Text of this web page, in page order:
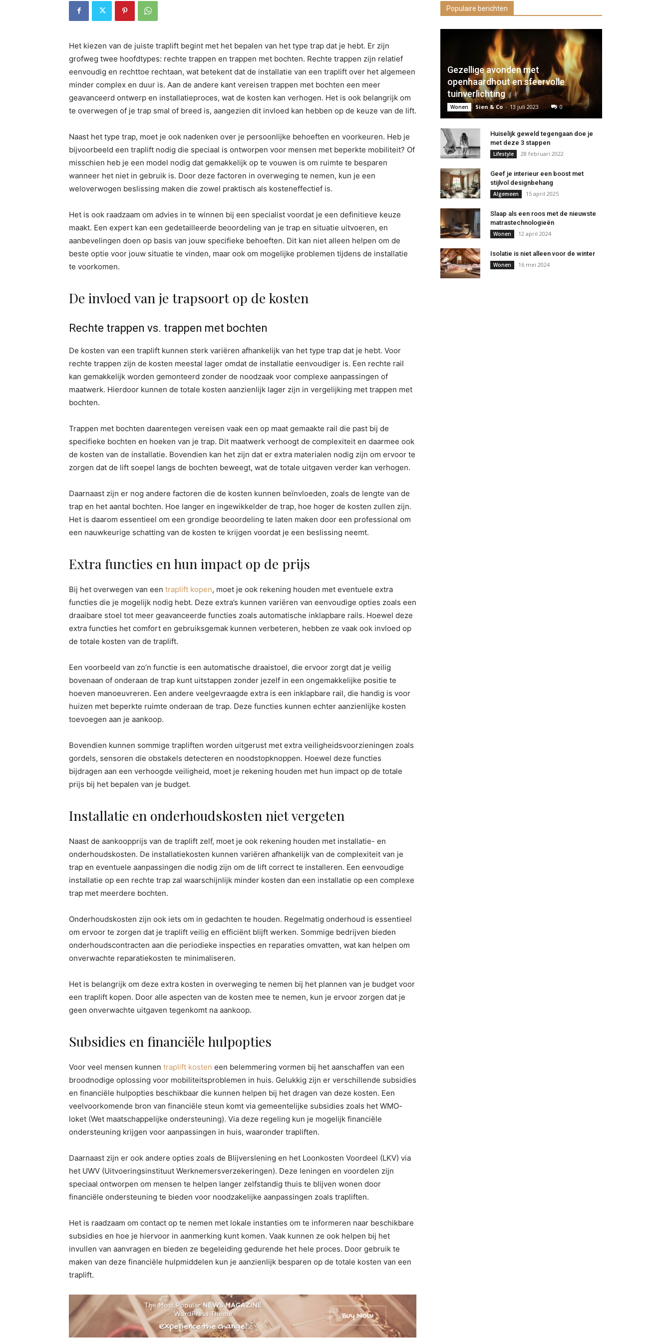
Het kiezen van de juiste traplift begint met het bepalen van het type trap dat je hebt. Er zijn
grofweg twee hoofdtypes: rechte trappen en trappen met bochten. Rechte trappen zijn relatief
eenvoudig en rechttoe rechtaan, wat betekent dat de installatie van een traplift over het algemeen
minder complex en duur is. Aan de andere kant vereisen trappen met bochten een meer
geavanceerd ontwerp en installatieproces, wat de kosten kan verhogen. Het is ook belangrijk om
te overwegen of je trap smal of breed is, aangezien dit invloed kan hebben op de keuze van de lift.
Naast het type trap, moet je ook nadenken over je persoonlijke behoeften en voorkeuren. Heb je
bijvoorbeeld een traplift nodig die speciaal is ontworpen voor mensen met beperkte mobiliteit? Of
misschien heb je een model nodig dat gemakkelijk op te vouwen is om ruimte te besparen
wanneer het niet in gebruik is. Door deze factoren in overweging te nemen, kun je een
weloverwogen beslissing maken die zowel praktisch als kosteneffectief is.
Het is ook raadzaam om advies in te winnen bij een specialist voordat je een definitieve keuze
maakt. Een expert kan een gedetailleerde beoordeling van je trap en situatie uitvoeren, en
aanbevelingen doen op basis van jouw specifieke behoeften. Dit kan niet alleen helpen om de
beste optie voor jouw situatie te vinden, maar ook om mogelijke problemen tijdens de installatie
te voorkomen.
De invloed van je trapsoort op de kosten
Rechte trappen vs. trappen met bochten
De kosten van een traplift kunnen sterk variëren afhankelijk van het type trap dat je hebt. Voor
rechte trappen zijn de kosten meestal lager omdat de installatie eenvoudiger is. Een rechte rail
kan gemakkelijk worden gemonteerd zonder de noodzaak voor complexe aanpassingen of
maatwerk. Hierdoor kunnen de totale kosten aanzienlijk lager zijn in vergelijking met trappen met
bochten.
Trappen met bochten daarentegen vereisen vaak een op maat gemaakte rail die past bij de
specifieke bochten en hoeken van je trap. Dit maatwerk verhoogt de complexiteit en daarmee ook
de kosten van de installatie. Bovendien kan het zijn dat er extra materialen nodig zijn om ervoor te
zorgen dat de lift soepel langs de bochten beweegt, wat de totale uitgaven verder kan verhogen.
Daarnaast zijn er nog andere factoren die de kosten kunnen beïnvloeden, zoals de lengte van de
trap en het aantal bochten. Hoe langer en ingewikkelder de trap, hoe hoger de kosten zullen zijn.
Het is daarom essentieel om een grondige beoordeling te laten maken door een professional om
een nauwkeurige schatting van de kosten te krijgen voordat je een beslissing neemt.
Extra functies en hun impact op de prijs
Bij het overwegen van een traplift kopen, moet je ook rekening houden met eventuele extra
functies die je mogelijk nodig hebt. Deze extra’s kunnen variëren van eenvoudige opties zoals een
draaibare stoel tot meer geavanceerde functies zoals automatische inklapbare rails. Hoewel deze
extra functies het comfort en gebruiksgemak kunnen verbeteren, hebben ze vaak ook invloed op
de totale kosten van de traplift.
Een voorbeeld van zo’n functie is een automatische draaistoel, die ervoor zorgt dat je veilig
bovenaan of onderaan de trap kunt uitstappen zonder jezelf in een ongemakkelijke positie te
hoeven manoeuvreren. Een andere veelgevraagde extra is een inklapbare rail, die handig is voor
huizen met beperkte ruimte onderaan de trap. Deze functies kunnen echter aanzienlijke kosten
toevoegen aan je aankoop.
Bovendien kunnen sommige trapliften worden uitgerust met extra veiligheidsvoorzieningen zoals
gordels, sensoren die obstakels detecteren en noodstopknoppen. Hoewel deze functies
bijdragen aan een verhoogde veiligheid, moet je rekening houden met hun impact op de totale
prijs bij het bepalen van je budget.
Installatie en onderhoudskosten niet vergeten
Naast de aankoopprijs van de traplift zelf, moet je ook rekening houden met installatie- en
onderhoudskosten. De installatiekosten kunnen variëren afhankelijk van de complexiteit van je
trap en eventuele aanpassingen die nodig zijn om de lift correct te installeren. Een eenvoudige
installatie op een rechte trap zal waarschijnlijk minder kosten dan een installatie op een complexe
trap met meerdere bochten.
Onderhoudskosten zijn ook iets om in gedachten te houden. Regelmatig onderhoud is essentieel
om ervoor te zorgen dat je traplift veilig en efficiënt blijft werken. Sommige bedrijven bieden
onderhoudscontracten aan die periodieke inspecties en reparaties omvatten, wat kan helpen om
onverwachte reparatiekosten te minimaliseren.
Het is belangrijk om deze extra kosten in overweging te nemen bij het plannen van je budget voor
een traplift kopen. Door alle aspecten van de kosten mee te nemen, kun je ervoor zorgen dat je
geen onverwachte uitgaven tegenkomt na aankoop.
Subsidies en financiële hulpopties
Voor veel mensen kunnen traplift kosten een belemmering vormen bij het aanschaffen van een
broodnodige oplossing voor mobiliteitsproblemen in huis. Gelukkig zijn er verschillende subsidies
en financiële hulpopties beschikbaar die kunnen helpen bij het dragen van deze kosten. Een
veelvoorkomende bron van financiële steun komt via gemeentelijke subsidies zoals het WMO-
loket (Wet maatschappelijke ondersteuning). Via deze regeling kun je mogelijk financiële
ondersteuning krijgen voor aanpassingen in huis, waaronder trapliften.
Daarnaast zijn er ook andere opties zoals de Blijverslening en het Loonkosten Voordeel (LKV) via
het UWV (Uitvoeringsinstituut Werknemersverzekeringen). Deze leningen en voordelen zijn
speciaal ontworpen om mensen te helpen langer zelfstandig thuis te blijven wonen door
financiële ondersteuning te bieden voor noodzakelijke aanpassingen zoals trapliften.
Het is raadzaam om contact op te nemen met lokale instanties om te informeren naar beschikbare
subsidies en hoe je hiervoor in aanmerking kunt komen. Vaak kunnen ze ook helpen bij het
invullen van aanvragen en bieden ze begeleiding gedurende het hele proces. Door gebruik te
maken van deze financiële hulpmiddelen kun je aanzienlijk besparen op de totale kosten van een
traplift.
Populaire berichten
Gezellige avonden met
openhaardhout en sfeervolle
tuinverlichting
Wonen Sien & Co - 13 juli 2023 0
Huiselijk geweld tegengaan doe je
met deze 3 stappen
Lifestyle 28 februari 2022
Geef je interieur een boost met
stijlvol designbehang
Algemeen 15 april 2025
Slaap als een roos met de nieuwste
matrastechnologieën
Wonen 12 april 2024
Isolatie is niet alleen voor de winter
Wonen 16 mei 2024